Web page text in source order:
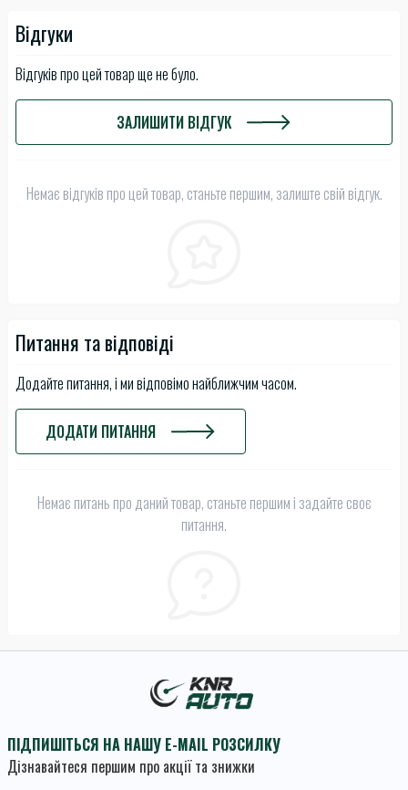
Відгуки
Відгуків про цей товар ще не було.
ЗАЛИШИТИ ВІДГУК
Немає відгуків про цей товар, станьте першим, залиште свій відгук.
Питання та відповіді
Додайте питання, і ми відповімо найближчим часом.
ДОДАТИ ПИТАННЯ
Немає питань про даний товар, станьте першим і задайте своє
питання.
ПІДПИШІТЬСЯ НА НАШУ E-MAIL РОЗСИЛКУ
Дізнавайтеся першим про акції та знижки